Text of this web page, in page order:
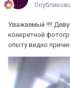
Уважаемый !!!!
конкретной
опыту видно